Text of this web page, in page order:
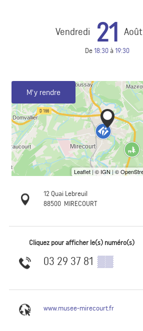
Vendredi 21 Août
De18:30à 19:30
M'y rendre
12 Quai Lebreuil
88500 MIRECOURT
Cliquez pour afficher le(s) numéro(s)
03 29 37 81 ▒▒
www.musee-mirecourt.fr